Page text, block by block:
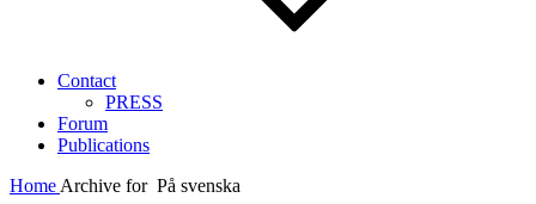
Contact
PRESS
Forum
Publications
Home Archive for På svenska